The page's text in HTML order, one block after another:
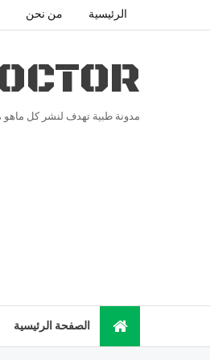
الرئيسية من نحن
مدونة طبية تهدف لنشر كل
الصفحة الرئيسية